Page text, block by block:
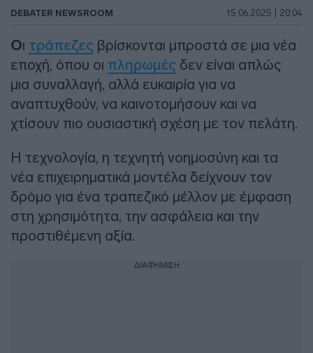
DEBATER NEWSROOM 15.06.2025 | 20:04
Οι τράπεζες βρίσκονται μπροστά σε μια νέα
εποχή, όπου οι πληρωμές δεν είναι απλώς
μια συναλλαγή, αλλά ευκαιρία για να
αναπτυχθούν, να καινοτομήσουν και να
χτίσουν πιο ουσιαστική σχέση με τον πελάτη.
Η τεχνολογία, η τεχνητή νοημοσύνη και τα
νέα επιχειρηματικά μοντέλα δείχνουν τον
δρόμο για ένα τραπεζικό μέλλον με έμφαση
στη χρησιμότητα, την ασφάλεια και την
προστιθέμενη αξία.
ΔΙΑΦΗΜΙΣΗ